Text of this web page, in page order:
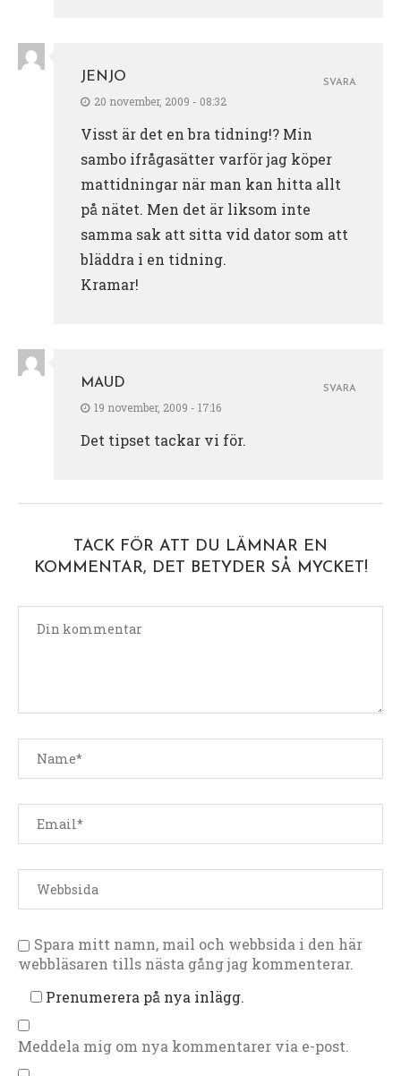
JENJO
20 november, 2009 - 08:32
Visst är det en bra tidning!? Min
sambo ifrågasätter varför jag köper
mattidningar när man kan hitta allt
på nätet. Men det är liksom inte
samma sak att sitta vid dator som att
bläddra i en tidning.
Kramar!
SVARA
MAUD
19 november, 2009 - 17:16
Det tipset tackar vi för.
SVARA
TACK FÖR ATT DU LÄMNAR EN
KOMMENTAR, DET BETYDER SÅ MYCKET!
Spara mitt namn, mail och webbsida i den här
webbläsaren tills nästa gång jag kommenterar.
Prenumerera på nya inlägg.
Meddela mig om nya kommentarer via e-post.